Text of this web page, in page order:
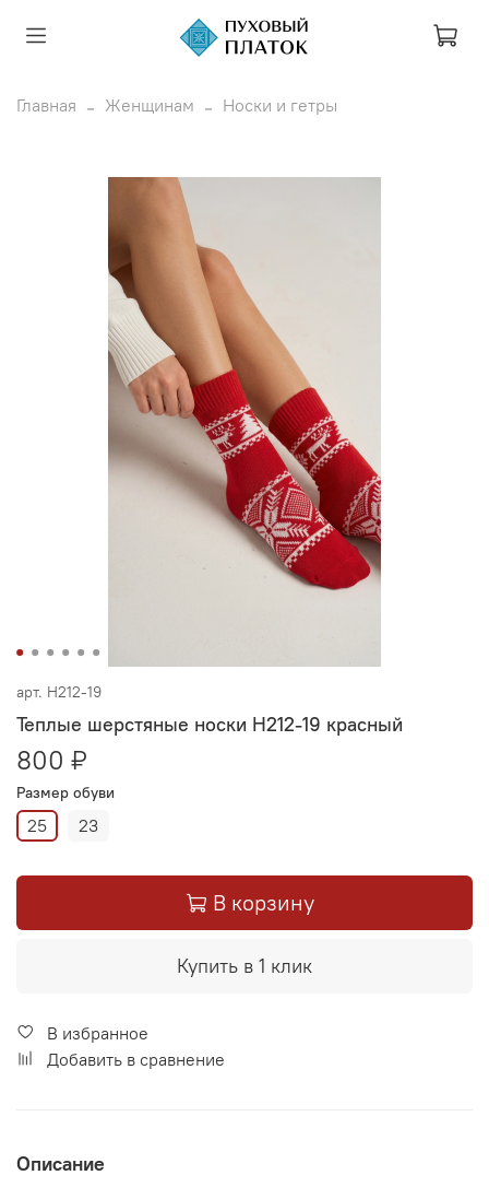
Главная Женщинам Носки и гетры
арт. Н212-19
Теплые шерстяные носки Н212-19 красный
800 ₽
Размер обуви
25 23
В корзину
Купить в 1 клик
В избранное
Добавить в сравнение
Описание